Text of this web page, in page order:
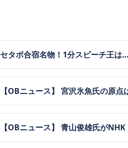
セタボ合宿名物！1分スピーチ王は
【OBニュース】 宮沢氷魚氏の原
【OBニュース】 青山俊雄氏が